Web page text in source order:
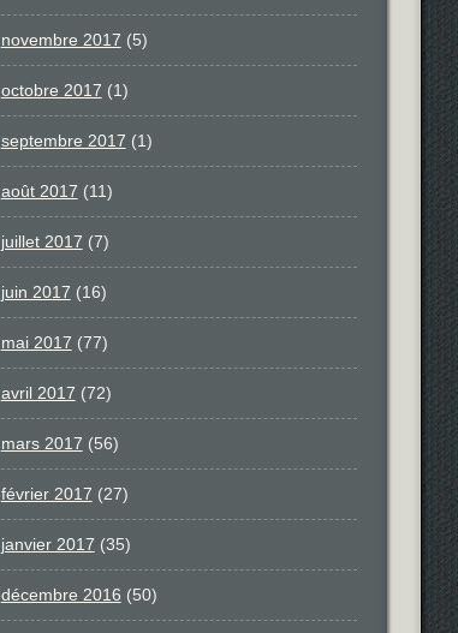
novembre 2017 (5)
octobre 2017 (1)
septembre 2017 (1)
août 2017 (11)
juillet 2017 (7)
juin 2017 (16)
mai 2017 (77)
avril 2017 (72)
mars 2017 (56)
février 2017 (27)
janvier 2017 (35)
décembre 2016 (50)